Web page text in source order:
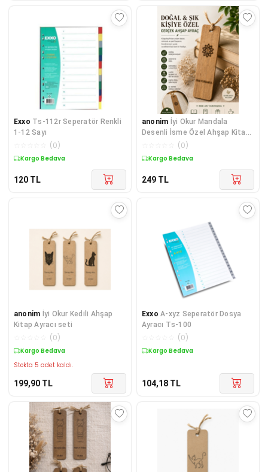
Exxo Ts-112r Seperatör Renkli
1-12 Sayı
(0)
Kargo Bedava
120 TL
anonim İyi Okur Mandala
Desenli İsme Özel Ahşap Kitap
(0)
Kargo Bedava
249 TL
anonim İyi Okur Kedili Ahşap
Kitap Ayracı seti
(0)
Kargo Bedava
Stokta 5 adet kaldı.
199,90 TL
Exxo A-xyz Seperatör Dosya
Ayracı Ts-100
(0)
Kargo Bedava
104,18 TL